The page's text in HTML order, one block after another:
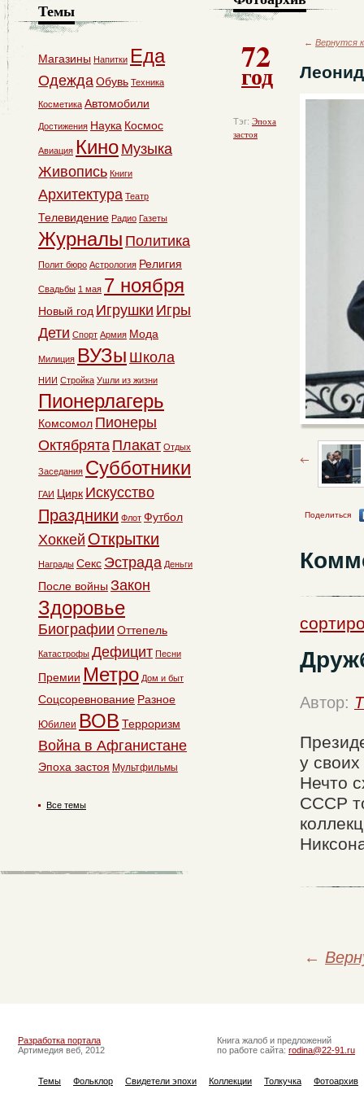
72
год
Тэг: Эпоха
застоя
← Вернутся
Поделиться
Автор:
у
Нечто
СССР
←
Темы
Магазины Напитки Еда
ОдеждаОбувь Техника
Косметика Автомобили
Достижения Наука Космос
Авиация Кино Музыка
Живопись Книги
Архитектура Театр
Телевидение Радио Газеты
Журналы Политика
Полит бюро Астрология Религия
Свадьбы 1 мая 7 ноября
Новый год Игрушки Игры
Дети Спорт Армия Мода
Милиция ВУЗы Школа
НИИ Стройка Ушли из жизни
Пионерлагерь
Комсомол Пионеры
Октябрята Плакат Отдых
Заседания Субботники
ГАИ Цирк Искусство
Праздники Флот Футбол
Хоккей Открытки
Награды Секс Эстрада Деньги
После войны Закон
Здоровье
Биографии Оттепель
Катастрофы Дефицит Песни
Премии Метро Дом и быт
Соцсоревнование Разное
Юбилеи ВОВ Терроризм
Война в Афганистане
Эпоха застоя Мультфильмы
Все темы
Разработка портала
Артимедия веб, 2012
Книга жалоб и предложений
по работе сайта: rodina@22-91.ru
Темы Фольклор Свидетели эпохи Коллекции Толкучка Фотоархив